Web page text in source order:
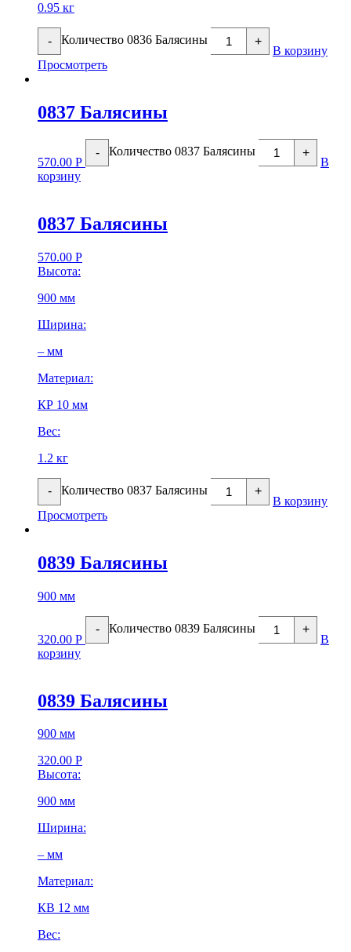
0.95 кг
- Количество 0836 Балясины +
В корзину
Просмотреть
0837 Балясины
570.00 Р
- Количество 0837 Балясины +
В
корзину
0837 Балясины
570.00 Р
Высота:
900 мм
Ширина:
– мм
Материал:
КР 10 мм
Вес:
1.2 кг
- Количество 0837 Балясины +
В корзину
Просмотреть
0839 Балясины
900 мм
320.00 Р
- Количество 0839 Балясины +
В
корзину
0839 Балясины
900 мм
320.00 Р
Высота:
900 мм
Ширина:
– мм
Материал:
КВ 12 мм
Вес: